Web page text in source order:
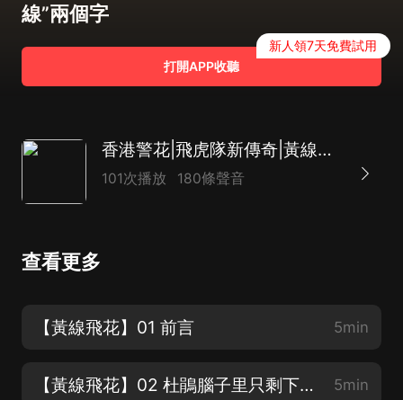
線”兩個字
打開APP收聽
新人領7天免費試用
香港警花|飛虎隊新傳奇|黃線飛花|高明力作多播小說
101次播放 180條聲音
查看更多
【黃線飛花】01 前言 5min
【黃線飛花】02 杜鵑腦子里只剩下“黃線”兩個字 5min